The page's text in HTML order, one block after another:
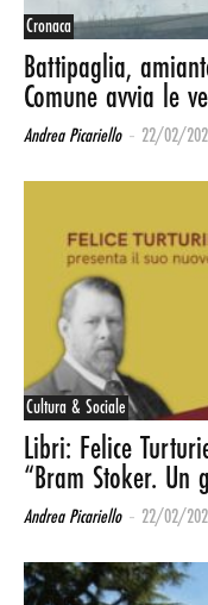
Cronaca
Battipaglia,
Comune avvia le
Andrea Picariello - 22/02/
Cultura & Sociale
Libri: Felice
“Bram Stoker. Un
Andrea Picariello - 22/02/